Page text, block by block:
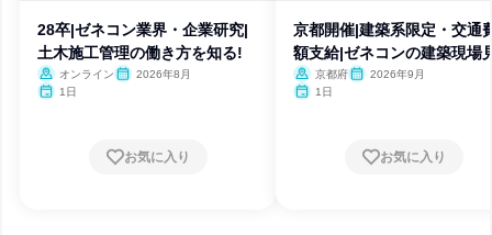
28卒|ゼネコン業界・企業研究|
土木施工管理の働き方を知る!
オンライン
2026年8月
1日
お気に入り
京都開催|建築系限定・交通
額支給|ゼネコンの建築現場
京都府
2026年9月
1日
お気に入り